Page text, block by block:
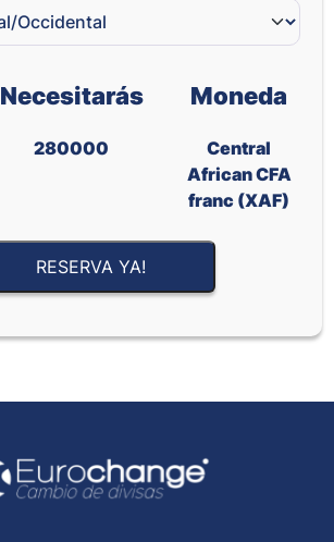
Necesitarás
280000
Moneda
Central
African CFA
franc (XAF)
RESERVA YA!